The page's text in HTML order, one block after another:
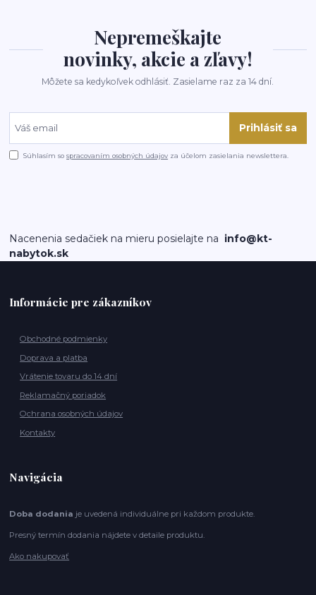
Nepremeškajte
novinky, akcie a zľavy!
Môžete sa kedykoľvek odhlásiť. Zasielame raz za 14 dní.
Prihlásiť sa
Súhlasím sospracovaním osobných údajov za účelom zasielania newslettera.
Nacenenia sedačiek na mieru posielajte na info@kt-
nabytok.sk
Informácie pre zákazníkov
Obchodné podmienky
Doprava a platba
Vrátenie tovaru do 14 dní
Reklamačný poriadok
Ochrana osobných údajov
Kontakty
Navigácia
Doba dodania je uvedená individuálne pri každom produkte.
Presný termín dodania nájdete v detaile produktu.
Ako nakupovať